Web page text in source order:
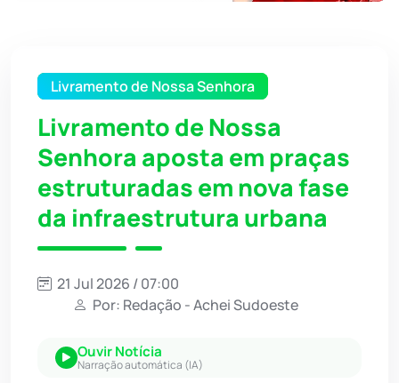
Livramento de Nossa Senhora
Livramento de Nossa
Senhora aposta em praças
estruturadas em nova fase
da infraestrutura urbana
21 Jul 2026 / 07:00
Por: Redação - Achei Sudoeste
Ouvir Notícia
Narração automática (IA)